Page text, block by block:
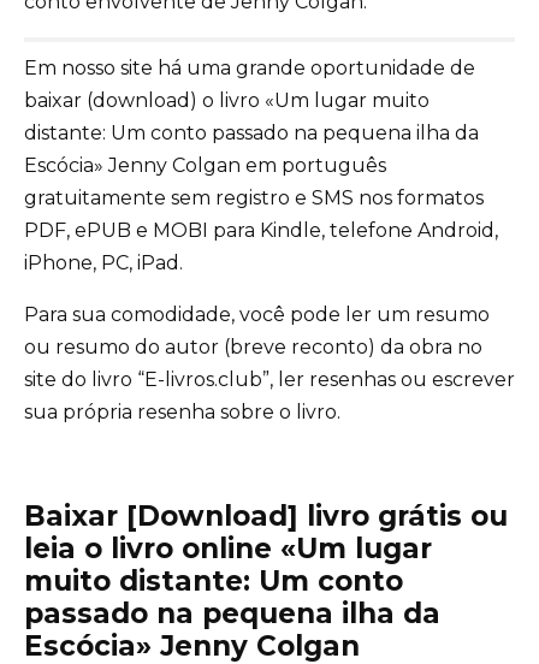
Em nosso site há uma grande oportunidade de
baixar (download) o livro «Um lugar muito
distante: Um conto passado na pequena ilha da
Escócia» Jenny Colgan em português
gratuitamente sem registro e SMS nos formatos
PDF, ePUB e MOBI para Kindle, telefone Android,
iPhone, PC, iPad.
Para sua comodidade, você pode ler um resumo
ou resumo do autor (breve reconto) da obra no
site do livro “E-livros.club”, ler resenhas ou escrever
sua própria resenha sobre o livro.
Baixar [Download] livro grátis ou
leia o livro online «Um lugar
muito distante: Um conto
passado na pequena ilha da
Escócia» Jenny Colgan